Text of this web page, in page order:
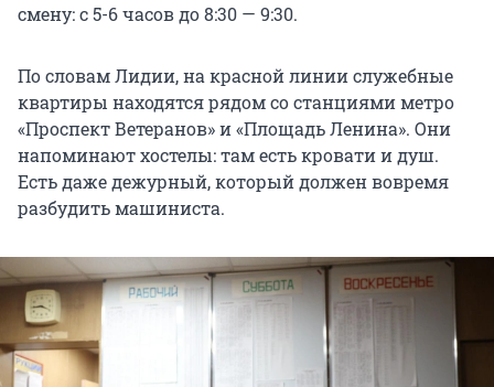
смену: с 5-6 часов до 8:30 — 9:30.
По словам Лидии, на красной линии служебные
квартиры находятся рядом со станциями метро
«Проспект Ветеранов» и «Площадь Ленина». Они
напоминают хостелы: там есть кровати и душ.
Есть даже дежурный, который должен вовремя
разбудить машиниста.